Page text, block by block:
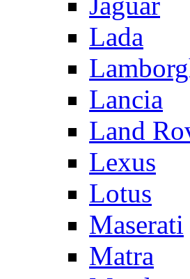
Lada
Lancia
Land
Lexus
Lotus
Maserati
Matra